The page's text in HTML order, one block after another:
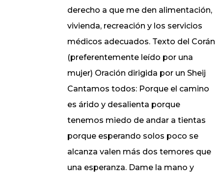
derecho a que me den alimentación,
vivienda, recreación y los servicios
médicos adecuados. Texto del Corán
(preferentemente leído por una
mujer) Oración dirigida por un Sheij
Cantamos todos: Porque el camino
es árido y desalienta porque
tenemos miedo de andar a tientas
porque esperando solos poco se
alcanza valen más dos temores que
una esperanza. Dame la mano y